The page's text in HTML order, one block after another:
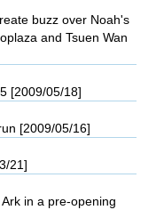
buzz over Noah's
and Tsuen Wan
[2009/05/18]
[2009/05/16]
21]
in a pre-opening